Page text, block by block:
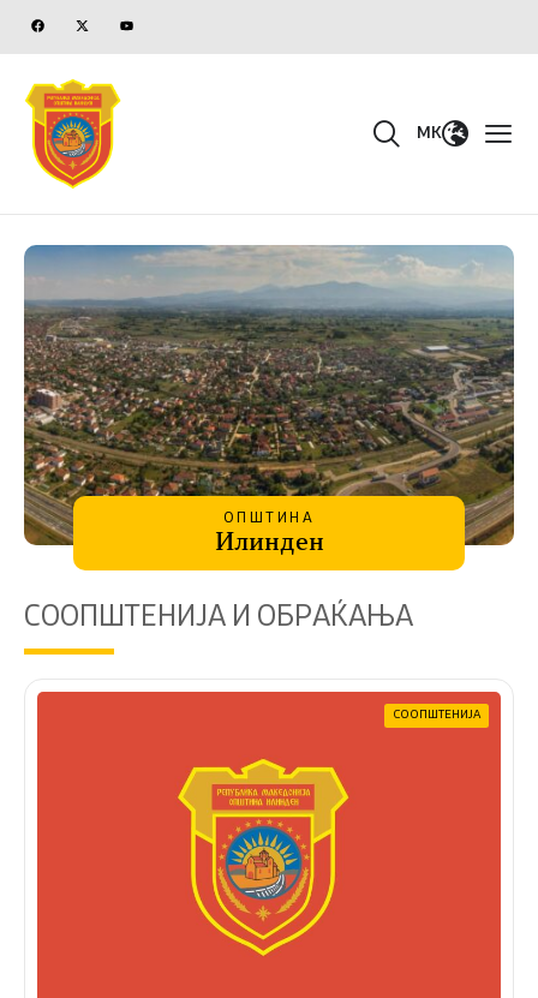
MK
ОПШТИНА
Илинден
СООПШТЕНИЈА И ОБРАЌАЊА
СООПШТЕНИЈА